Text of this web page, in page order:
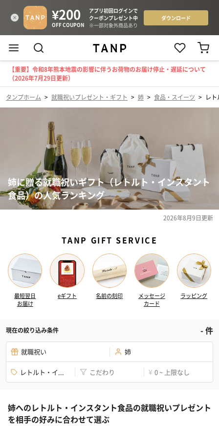
【重要】令和8年熊本地震の影響に伴うお荷物のお届け停止・遅延について
（2026年7月29日更新）
タンプホーム > 就職祝いプレゼント・ギフト > 姉 > 食品・スイーツ > レ
姉に贈る就職祝いギフト（レトルト・インスタント
食品）の人気ランキング
2026年8月9日更新
TANP GIFT SERVICE
最短翌日
お届け
eギフト 名前の刻印
メッセージ
カード
ラッピング
現在の絞り込み条件 -件
就職祝い 姉
レトルト・イ... こだわり ¥ 0 ~ 上限なし
姉へのレトルト・インスタント食品の就職祝いプレゼント
を相手の好みに合わせて選ぶ